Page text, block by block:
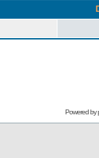
Powered by